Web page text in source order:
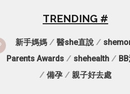
TRENDING #
新手媽媽 / 醫she直說 /
Parents Awards / shehealth /
/ 備孕 / 親子好去處